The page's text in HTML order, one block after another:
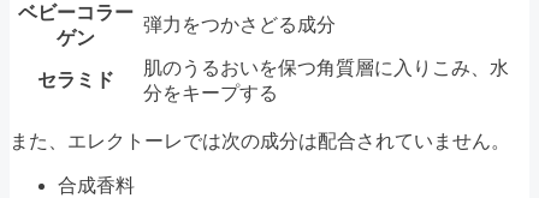
ベビーコラー
ゲン
弾力をつかさどる成分
セラミド
肌のうるおいを保つ角質層に入りこみ、水
分をキープする
また、エレクトーレでは次の成分は配合されていません。
合成香料